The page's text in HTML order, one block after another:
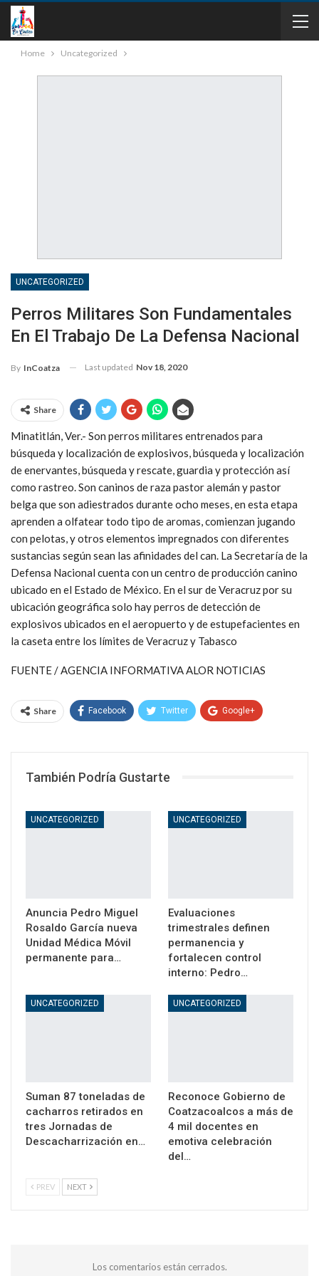
Home Uncategorized
UNCATEGORIZED
Perros Militares Son Fundamentales
En El Trabajo De La Defensa Nacional
By InCoatza Last updated Nov 18, 2020
Share
Minatitlán, Ver.- Son perros militares entrenados para
búsqueda y localización de explosivos, búsqueda y localización
de enervantes, búsqueda y rescate, guardia y protección así
como rastreo. Son caninos de raza pastor alemán y pastor
belga que son adiestrados durante ocho meses, en esta etapa
aprenden a olfatear todo tipo de aromas, comienzan jugando
con pelotas, y otros elementos impregnados con diferentes
sustancias según sean las afinidades del can. La Secretaría de la
Defensa Nacional cuenta con un centro de producción canino
ubicado en el Estado de México. En el sur de Veracruz por su
ubicación geográfica solo hay perros de detección de
explosivos ubicados en el aeropuerto y de estupefacientes en
la caseta entre los límites de Veracruz y Tabasco
FUENTE / AGENCIA INFORMATIVA ALOR NOTICIAS
Share Facebook Twitter Google+
También Podría Gustarte
UNCATEGORIZED
Anuncia Pedro Miguel
Rosaldo García nueva
Unidad Médica Móvil
permanente para…
UNCATEGORIZED
Evaluaciones
trimestrales definen
permanencia y
fortalecen control
interno: Pedro…
UNCATEGORIZED
Suman 87 toneladas de
cacharros retirados en
tres Jornadas de
Descacharrización en…
UNCATEGORIZED
Reconoce Gobierno de
Coatzacoalcos a más de
4 mil docentes en
emotiva celebración
del…
PREV NEXT
Los comentarios están cerrados.